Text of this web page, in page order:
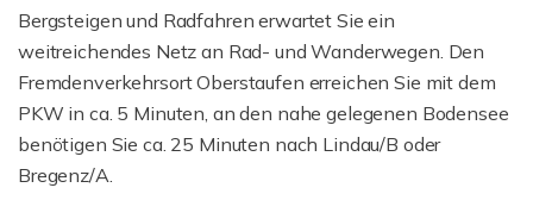
Bergsteigen und Radfahren erwartet Sie ein
weitreichendes Netz an Rad- und Wanderwegen. Den
Fremdenverkehrsort Oberstaufen erreichen Sie mit dem
PKW in ca. 5 Minuten, an den nahe gelegenen Bodensee
benötigen Sie ca. 25 Minuten nach Lindau/B oder
Bregenz/A.